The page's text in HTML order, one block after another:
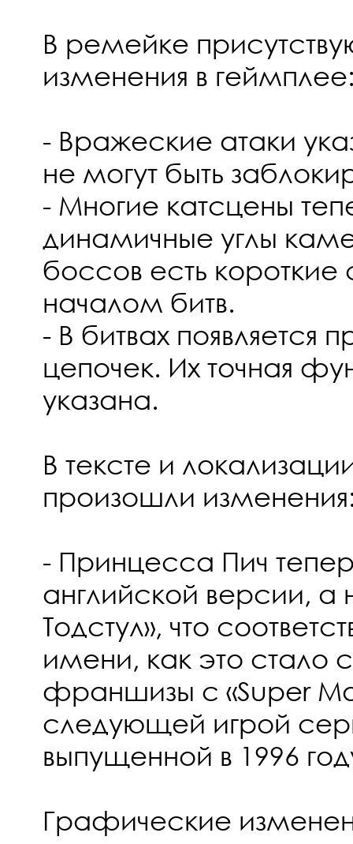
В ремейке
изменения в
- Вражеские атаки
не могут быть
- Многие катсцены
динамичные углы
боссов есть
началом битв.
- В битвах появляется
цепочек. Их точная
указана.
В тексте и
произошли
- Принцесса Пич
английской версии, а
Тодстул», что
имени, как это стало
франшизы с «Super
следующей игрой
выпущенной в 1996
Графические